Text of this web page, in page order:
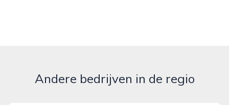
Andere bedrijven in de regio